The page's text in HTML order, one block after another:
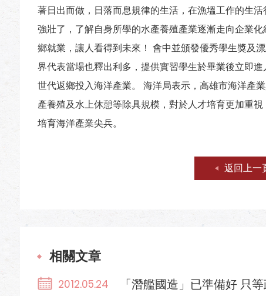
著日出而做，日落而息規律的生活，在漁塭工作的生
強壯了，了解自身所學的水產養殖產業逐漸走向企業
鄉就業，讓人看得到未來！ 會中並頒發優秀學生獎及
界代表當場也釋出利多，提供實習學生於畢業後立即
世代返鄉投入海洋產業。 海洋局表示，高雄市海洋產
產養殖及水上休憩等除具規模，對於人才培育更加重
培育海洋產業尖兵。
返回上一
相關文章
2012.05.24 「潛艦國造」已準備好 只